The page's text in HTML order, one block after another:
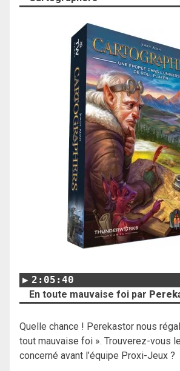
2:05:40
En toute mauvaise foi par
Quelle chance ! Perekastor nous
tout mauvaise foi ». Trouverez-vous
concerné avant l’équipe Proxi-Jeux ?